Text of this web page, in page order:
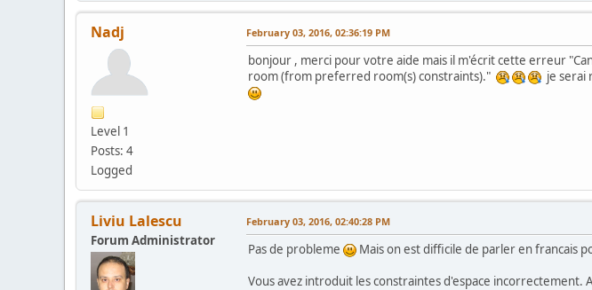
Nadj
Level 1
Posts: 4
Logged
February 03, 2016, 02:36:19 PM
bonjour , merci pour votre aide mais il m'écrit cette erreur
room (from preferred room(s) constraints)."
je serai
Liviu Lalescu
Forum Administrator
February 03, 2016, 02:40:28 PM
Pas de probleme
Mais on est difficile de parler en francais
Vous avez introduit les constraintes d'espace incorrectement.